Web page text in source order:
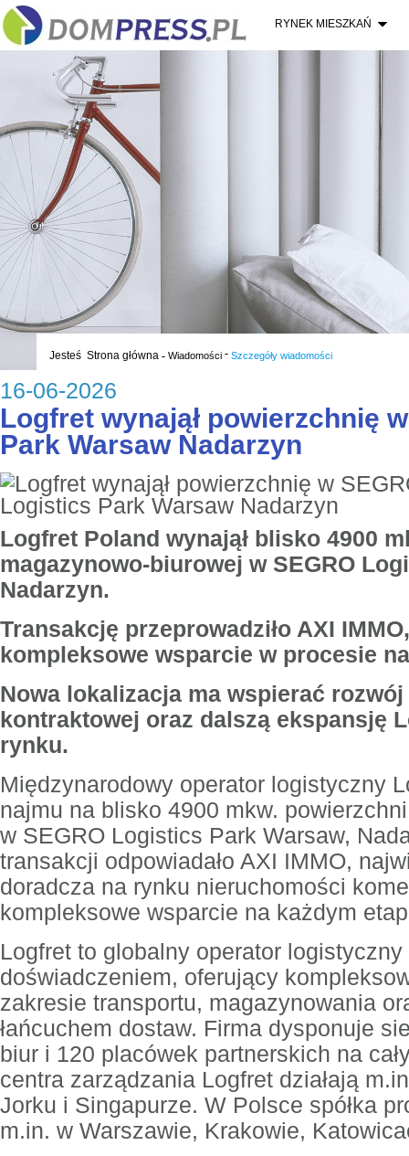
RYNEK MIESZKAŃ
Jesteś Strona główna - Wiadomości - Szczegóły wiadomości
16-06-2026
Logfret wynajął powierzchnię
Park Warsaw Nadarzyn
Logfret Poland wynajął blisko 4900
magazynowo-biurowej w SEGRO
Nadarzyn.
Transakcję przeprowadziło AXI
kompleksowe wsparcie w procesie
Nowa lokalizacja ma wspierać
kontraktowej oraz dalszą ekspansję
rynku.
Międzynarodowy operator logistyczny
najmu na blisko 4900 mkw.
w SEGRO Logistics Park Warsaw,
transakcji odpowiadało AXI IMMO,
doradcza na rynku nieruchomości
kompleksowe wsparcie na każdym
Logfret to globalny operator
doświadczeniem, oferujący
zakresie transportu, magazynowania
łańcuchem dostaw. Firma dysponuje
biur i 120 placówek partnerskich na
centra zarządzania Logfret działają
Jorku i Singapurze. W Polsce spółka
m.in. w Warszawie, Krakowie,